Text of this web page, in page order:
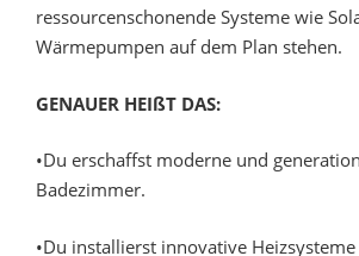
ressourcenschonende Systeme wie
Wärmepumpen auf dem Plan stehen.
GENAUER HEIßT DAS:
•Du erschaffst moderne und
Badezimmer.
•Du installierst innovative